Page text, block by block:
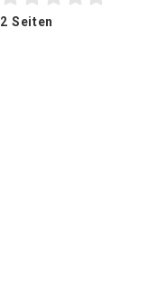
2 Seiten